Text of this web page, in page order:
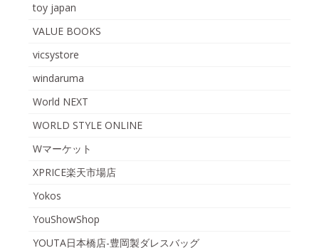
toy japan
VALUE BOOKS
vicsystore
windaruma
World NEXT
WORLD STYLE ONLINE
Wマーケット
XPRICE楽天市場店
Yokos
YouShowShop
YOUTA日本橋店-豊岡製ダレスバッグ